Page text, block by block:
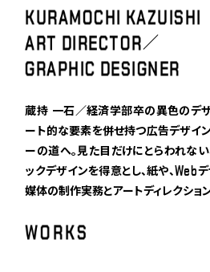
KURAMOCHI KAZUISHI
ART DIRECTOR／
GRAPHIC DESIGNER
蔵持 一石／経済学部卒の異色のデザ
ート的な要素を併せ持つ広告デザイ
ーの道へ。見た目だけにとらわれな
ックデザインを得意とし、紙や、Web
媒体の制作実務とアートディレクション
WORKS